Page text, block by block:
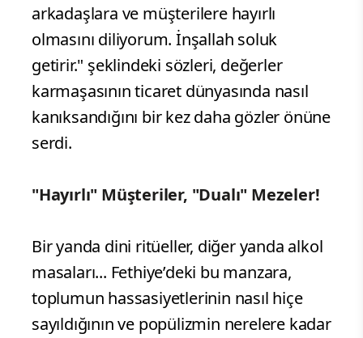
arkadaşlara ve müşterilere hayırlı
olmasını diliyorum. İnşallah soluk
getirir." şeklindeki sözleri, değerler
karmaşasının ticaret dünyasında nasıl
kanıksandığını bir kez daha gözler önüne
serdi.
"Hayırlı" Müşteriler, "Dualı" Mezeler!
Bir yanda dini ritüeller, diğer yanda alkol
masaları... Fethiye’deki bu manzara,
toplumun hassasiyetlerinin nasıl hiçe
sayıldığının ve popülizmin nerelere kadar